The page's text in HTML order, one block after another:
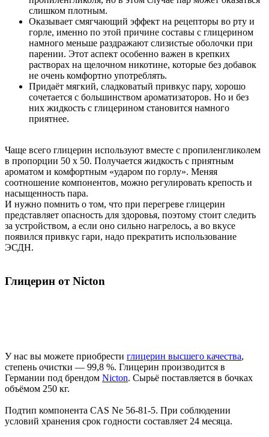
слишком плотным.
Оказывает смягчающий эффект на рецепторы во рту и
горле, именно по этой причине составы с глицерином
намного меньше раздражают слизистые оболочки при
парении. Этот аспект особенно важен в крепких
растворах на щелочном никотине, которые без добавок
не очень комфортно употреблять.
Придаёт мягкий, сладковатый привкус пару, хорошо
сочетается с большинством ароматизаторов. Но и без
них жидкость с глицерином становится намного
приятнее.
Чаще всего глицерин используют вместе с пропиленгликолем
в пропорции 50 х 50. Получается жидкость с приятным
ароматом и комфортным «ударом по горлу». Меняя
соотношение компонентов, можно регулировать крепость и
насыщенность пара.
И нужно помнить о том, что при перегреве глицерин
представляет опасность для здоровья, поэтому стоит следить
за устройством, а если оно сильно нагрелось, а во вкусе
появился привкус гари, надо прекратить использование
ЭСДН.
Глицерин от Nicton
У нас вы можете приобрести глицерин высшего качества,
степень очистки — 99,8 %. Глицерин производится в
Германии под брендом Nicton. Сырьё поставляется в бочках
объёмом 250 кг.
Подтип компонента CAS Ne 56-81-5. При соблюдении
условий хранения срок годности составляет 24 месяца.